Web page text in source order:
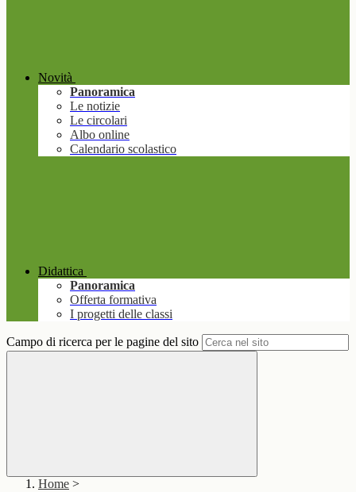
Novità
Panoramica
Le notizie
Le circolari
Albo online
Calendario scolastico
Didattica
Panoramica
Offerta formativa
I progetti delle classi
Campo di ricerca per le pagine del sito
Home >